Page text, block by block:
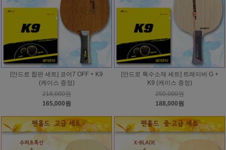
[안드로 합판 세트] 코어7 OFF + K9
(케이스 증정)
218,000원
165,000원
[안드로 특수소재 세트] 트레이버 G +
K9 (케이스 증정)
250,000원
188,000원